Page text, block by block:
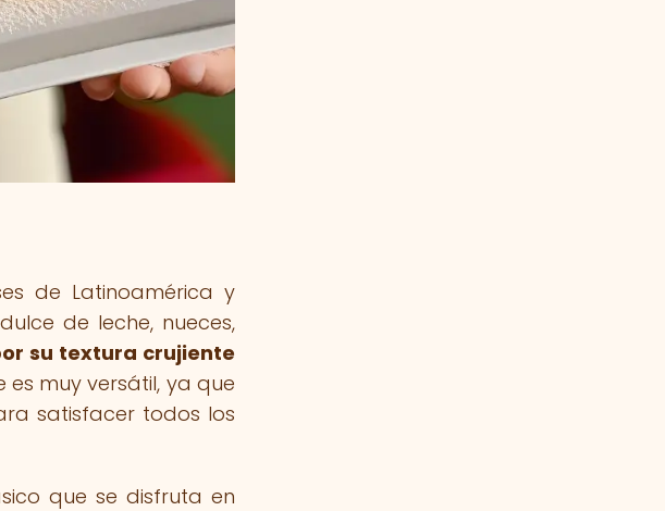
de Latinoamérica y
de leche, nueces,
su textura crujiente
es muy versátil, ya que
satisfacer todos los
que se disfruta en